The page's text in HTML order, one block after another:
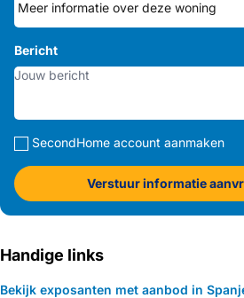
Bericht
SecondHome account aanmaken
Verstuur informatie
Handige links
Bekijk exposanten met aanbod in